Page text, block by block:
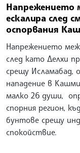
Напрежението
ескалира след
оспорвания
Напрежението
след като Делхи
срещу Исламабад,
нападение в
малко 26 души,
спорния регион,
бунтове срещу
спокойствие.